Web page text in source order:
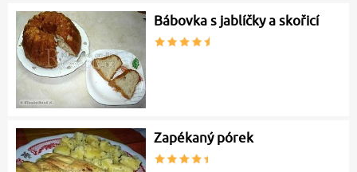
Bábovka s jablíčky a skořicí
Zapékaný pórek